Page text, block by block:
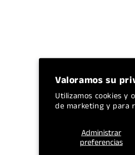
Valoramos su
Utilizamos cookies y
de marketing y para
Administrar
preferencias